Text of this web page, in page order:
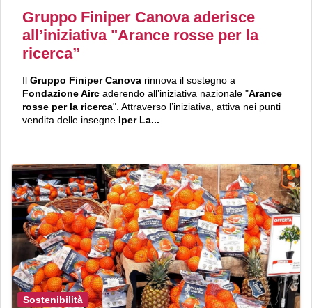
Gruppo Finiper Canova aderisce
all’iniziativa "Arance rosse per la
ricerca”
Il Gruppo Finiper Canova rinnova il sostegno a
Fondazione Airc aderendo all’iniziativa nazionale "Arance
rosse per la ricerca". Attraverso l’iniziativa, attiva nei punti
vendita delle insegne Iper La...
Sostenibilità